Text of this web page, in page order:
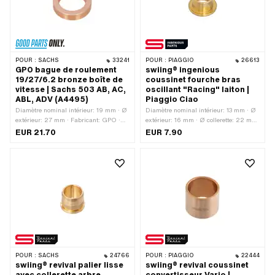
POUR : SACHS 33241
GPO bague de roulement
19/27/6.2 bronze boîte de
vitesse | Sachs 503 AB, AC,
ABL, ADV (A4495)
Diamètre nominal intérieur: 19 mm · Ø
extérieur: 27 mm · Fabricant: GPO ·
Matériau: Bronze · Ø intérieur: 19 mm
EUR 21.70
POUR : PIAGGIO 26613
swiing® ingenious
coussinet fourche bras
oscillant "Racing" laiton |
Piaggio Ciao
Diamètre nominal intérieur: 13 mm · Ø
extérieur: 16 mm · Ø collerette: 22 mm
· Fabricant: swiing® pièces
EUR 7.90
POUR : SACHS 24766
swiing® revival palier lisse
POUR : PIAGGIO 22444
swiing® revival coussinet